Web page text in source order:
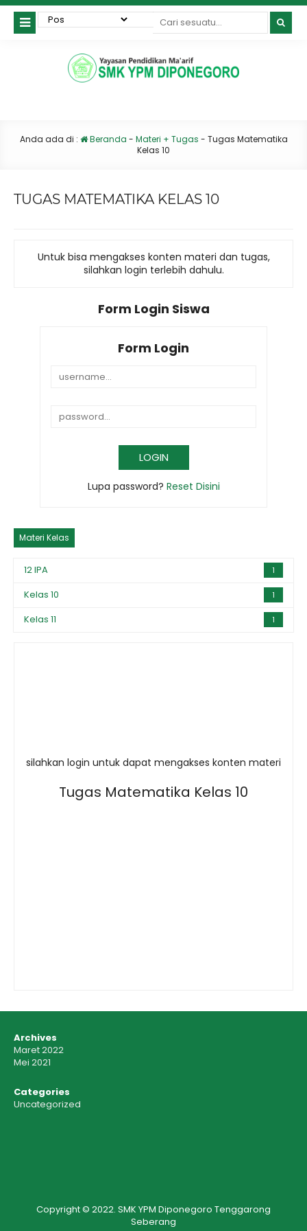
Anda ada di : Beranda - Materi + Tugas - Tugas Matematika
Kelas 10
TUGAS MATEMATIKA KELAS 10
Untuk bisa mengakses konten materi dan tugas,
silahkan login terlebih dahulu.
Form Login Siswa
Form Login
Lupa password? Reset Disini
Materi Kelas
12 IPA 1
Kelas 10 1
Kelas 11 1
silahkan login untuk dapat mengakses konten materi
Tugas Matematika Kelas 10
Archives
Maret 2022
Mei 2021
Categories
Uncategorized
Copyright © 2022. SMK YPM Diponegoro Tenggarong
Seberang